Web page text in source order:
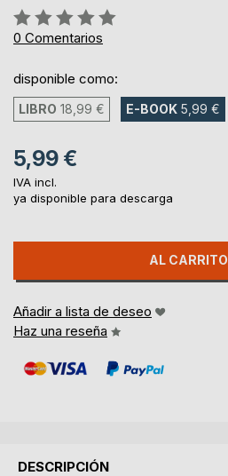
Rating:
0%
0 Comentarios
disponible como:
LIBRO 18,99 € E-BOOK 5,99 €
5,99 €
IVA incl.
ya disponible para descarga
AL CARRITO
Añadir a lista de deseo
Haz una reseña
DESCRIPCIÓN